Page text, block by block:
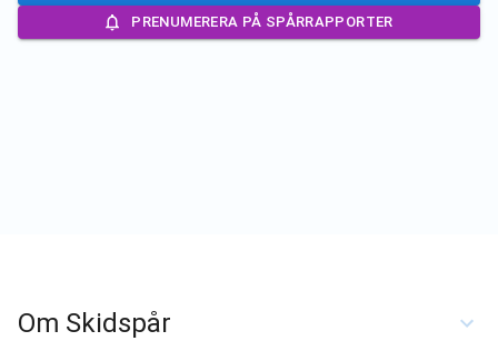
PRENUMERERA PÅ SPÅRRAPPORTER
Om Skidspår